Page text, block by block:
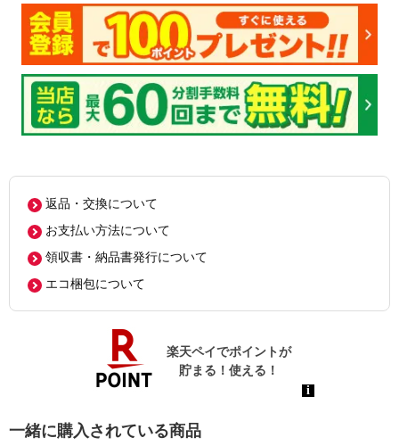
返品・交換について
お支払い方法について
領収書・納品書発行について
エコ梱包について
一緒に購入されている商品